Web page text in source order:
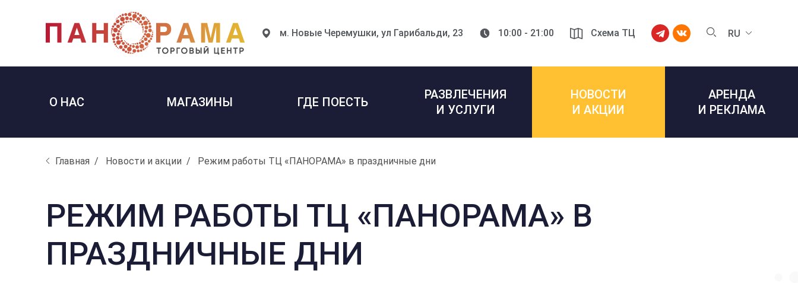
м. Новые Черемушки, ул Гарибальди, 23 10:00 - 21:00 Схема ТЦ RU
О НАС МАГАЗИНЫ ГДЕ ПОЕСТЬ
РАЗВЛЕЧЕНИЯ
И УСЛУГИ
НОВОСТИ
И АКЦИИ
АРЕНДА
И РЕКЛАМА
Главная Новости и акции Режим работы ТЦ «ПАНОРАМА» в праздничные дни
РЕЖИМ РАБОТЫ ТЦ «ПАНОРАМА» В
ПРАЗДНИЧНЫЕ ДНИ